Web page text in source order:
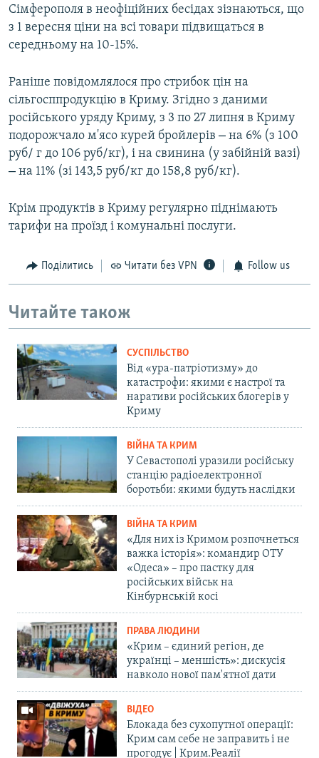
Сімферополя в неофіційних бесідах зізнаються, що
з 1 вересня ціни на всі товари підвищаться в
середньому на 10-15%.
Раніше повідомлялося про стрибок цін на
сільгосппродукцію в Криму. Згідно з даними
російського уряду Криму, з 3 по 27 липня в Криму
подорожчало м'ясо курей бройлерів – на 6% (з 100
руб/ г до 106 руб/кг), і на свинина (у забійній вазі)
– на 11% (зі 143,5 руб/кг до 158,8 руб/кг).
Крім продуктів в Криму регулярно піднімають
тарифи на проїзд і комунальні послуги.
Поділитись Читати без VPN Follow us
Читайте також
СУСПІЛЬСТВО
Від «ура-патріотизму» до
катастрофи: якими є настрої та
наративи російських блогерів у
Криму
ВІЙНА ТА КРИМ
У Севастополі уразили російську
станцію радіоелектронної
боротьби: якими будуть наслідки
ВІЙНА ТА КРИМ
«Для них із Кримом розпочнеться
важка історія»: командир ОТУ
«Одеса» – про пастку для
російських військ на
Кінбурнській косі
ПРАВА ЛЮДИНИ
«Крим – єдиний регіон, де
українці – меншість»: дискусія
навколо нової пам'ятної дати
ВІДЕО
Блокада без сухопутної операції:
Крим сам себе не заправить і не
прогодує | Крим.Реалії